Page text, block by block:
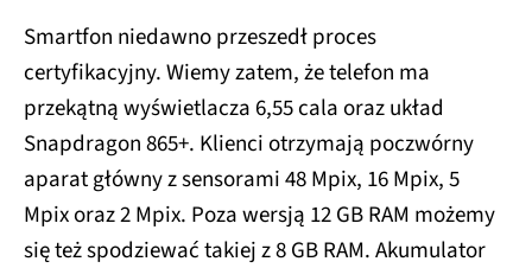
Smartfon niedawno przeszedł proces
certyfikacyjny. Wiemy zatem, że telefon ma
przekątną wyświetlacza 6,55 cala oraz układ
Snapdragon 865+. Klienci otrzymają poczwórny
aparat główny z sensorami 48 Mpix, 16 Mpix, 5
Mpix oraz 2 Mpix. Poza wersją 12 GB RAM możemy
się też spodziewać takiej z 8 GB RAM. Akumulator